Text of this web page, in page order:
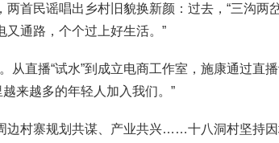
首民谣唱出乡村旧貌换新颜：过去，“三沟两
又通路，个个过上好生活。”
播“试水”到成立电商工作室，施康通过直
来越多的年轻人加入我们。”
村寨规划共谋、产业共兴……十八洞村坚持